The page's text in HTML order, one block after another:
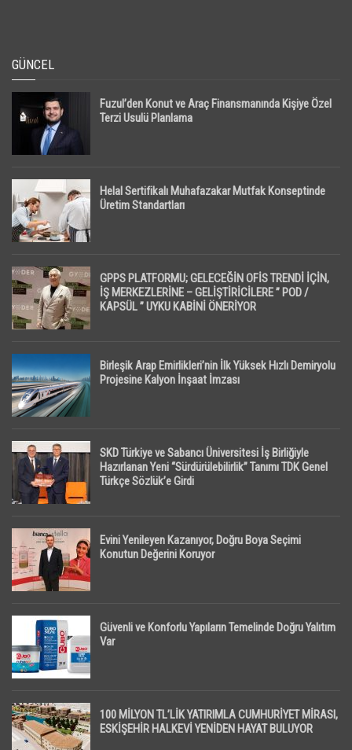
GÜNCEL
Fuzul’den Konut ve Araç Finansmanında Kişiye Özel
Terzi Usulü Planlama
Helal Sertifikalı Muhafazakar Mutfak Konseptinde
Üretim Standartları
GPPS PLATFORMU; GELECEĞİN OFİS TRENDİ İÇİN,
İŞ MERKEZLERİNE – GELİŞTİRİCİLERE ” POD /
KAPSÜL ” UYKU KABİNİ ÖNERİYOR
Birleşik Arap Emirlikleri’nin İlk Yüksek Hızlı Demiryolu
Projesine Kalyon İnşaat İmzası
SKD Türkiye ve Sabancı Üniversitesi İş Birliğiyle
Hazırlanan Yeni “Sürdürülebilirlik” Tanımı TDK Genel
Türkçe Sözlük’e Girdi
Evini Yenileyen Kazanıyor, Doğru Boya Seçimi
Konutun Değerini Koruyor
Güvenli ve Konforlu Yapıların Temelinde Doğru Yalıtım
Var
100 MİLYON TL’LİK YATIRIMLA CUMHURİYET MİRASI,
ESKİŞEHİR HALKEVİ YENİDEN HAYAT BULUYOR